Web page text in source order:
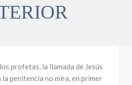
profetas, la llamada de Jesús
penitencia no mira, en primer